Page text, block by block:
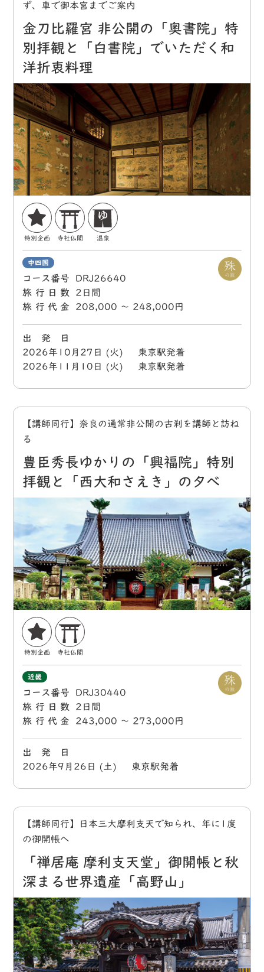
ず、車で御本宮までご案内
金刀比羅宮 非公開の「奥書院」特
別拝観と「白書院」でいただく和
洋折衷料理
特別企画 寺社仏閣 温泉
中四国
コース番号
DRJ26640
旅行日数
2日間
旅行代金
208,000 〜 248,000円
出 発 日
2026年10月27日 (火) 東京駅発着
2026年11月10日 (火) 東京駅発着
【講師同行】奈良の通常非公開の古刹を講師と訪ね
る
豊臣秀長ゆかりの「興福院」特別
拝観と「西大和さえき」の夕べ
特別企画 寺社仏閣
近畿
コース番号
DRJ30440
旅行日数
2日間
旅行代金
243,000 〜 273,000円
出 発 日
2026年9月26日 (土) 東京駅発着
【講師同行】日本三大摩利支天で知られ、年に1度
の御開帳へ
「禅居庵 摩利支天堂」御開帳と秋
深まる世界遺産「高野山」